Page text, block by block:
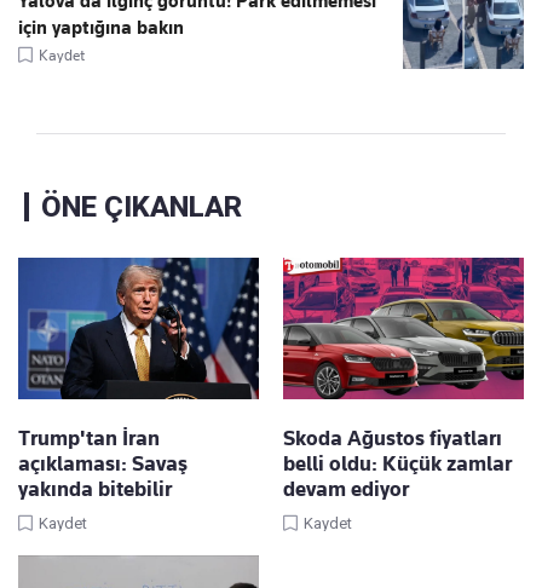
için yaptığına bakın
Kaydet
ÖNE ÇIKANLAR
Trump'tan İran
açıklaması: Savaş
yakında bitebilir
Kaydet
Skoda Ağustos fiyatları
belli oldu: Küçük zamlar
devam ediyor
Kaydet